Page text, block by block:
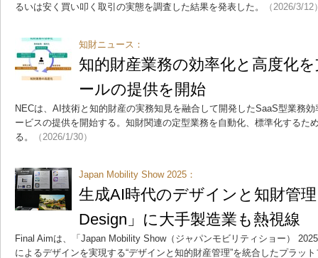
るいは安く買い叩く取引の実態を調査した結果を発表した。
（2026/3/12
知財ニュース：
知的財産業務の効率化と高度化
ールの提供を開始
NECは、AI技術と知的財産の実務知見を融合して開発したSaaS型業務
ービスの提供を開始する。知財関連の定型業務を自動化、標準化するた
る。
（2026/1/30）
Japan Mobility Show 2025：
生成AI時代のデザインと知財管
Design」に大手製造業も熱視線
Final Aimは、「Japan Mobility Show（ジャパンモビリティショー）
によるデザインを実現する“デザインと知的財産管理”を統合したプラッ